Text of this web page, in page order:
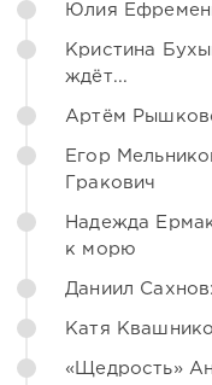
Юлия
Кристина
ждёт...
Артём
Егор
Гракович
Надежда
к морю
Даниил
Катя
«Щедрость»